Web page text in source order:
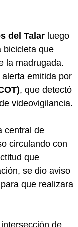
del Talar luego
bicicleta que
la madrugada.
emitida por
, que detectó
videovigilancia.
central de
circulando con
que
se dio aviso
que realizara
de